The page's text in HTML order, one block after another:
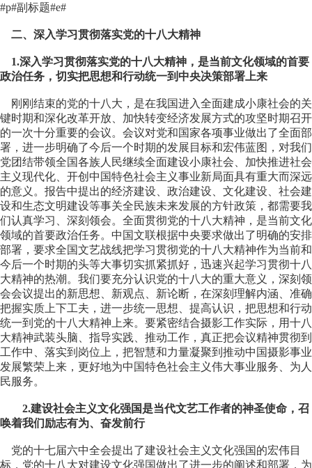
#p#副标题#e#
二、深入学习贯彻落实党的十八大精神
1.深入学习贯彻落实党的十八大精神，是当前文化领域的首要
政治任务，切实把思想和行动统一到中央决策部署上来
刚刚结束的党的十八大，是在我国进入全面建成小康社会的关
键时期和深化改革开放、加快转变经济发展方式的攻坚时期召开
的一次十分重要的会议。会议对党和国家各项事业做出了全面部
署，进一步明确了今后一个时期的发展目标和宏伟蓝图，对我们
党团结带领全国各族人民继续全面建设小康社会、加快推进社会
主义现代化、开创中国特色社会主义事业新局面具有重大而深远
的意义。报告中提出的经济建设、政治建设、文化建设、社会建
设和生态文明建设等事关全民族未来发展的方针政策，都需要我
们认真学习、深刻领会。全面贯彻党的十八大精神，是当前文化
领域的首要政治任务。中国文联根据中央要求做出了明确的安排
部署，要求全国文艺战线把学习贯彻党的十八大精神作为当前和
今后一个时期的头等大事切实抓紧抓好，迅速兴起学习贯彻十八
大精神的热潮。我们要充分认识党的十八大的重大意义，深刻领
会会议提出的新思想、新观点、新论断，在深刻理解内涵、准确
把握实质上下工夫，进一步统一思想、提高认识，把思想和行动
统一到党的十八大精神上来。要紧密结合摄影工作实际，用十八
大精神武装头脑、指导实践、推动工作，真正把会议精神贯彻到
工作中、落实到岗位上，把智慧和力量凝聚到推动中国摄影事业
发展繁荣上来，更好地为中国特色社会主义伟大事业服务、为人
民服务。
2.建设社会主义文化强国是当代文艺工作者的神圣使命，召
唤着我们励志有为、奋发前行
党的十七届六中全会提出了建设社会主义文化强国的宏伟目
标，党的十八大对建设文化强国做出了进一步的阐述和部署，为